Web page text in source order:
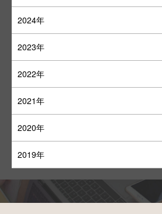
2024年
2023年
2022年
2021年
2020年
2019年